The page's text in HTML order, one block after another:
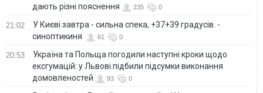
дають різні пояснення
235 0
21:02
У Києві завтра - сильна спека, +37+39 градусів. -
синоптикиня
61 0
20:53
Україна та Польща погодили наступні кроки щодо
ексгумацій: у Львові підбили підсумки виконання
домовленостей
93 0